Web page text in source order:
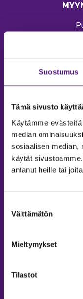
Suostumus
Tämä sivusto
Käytämme
median
sosiaalisen median,
käytät
antanut heille tai
valinta
Välttämätön
Mieltymykset
Tilastot